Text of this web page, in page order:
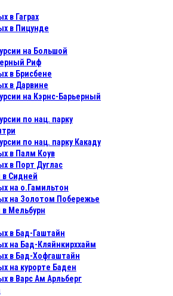
в Гаграх
в Пицунде
на Большой
Риф
в Бриcбене
в Дарвине
на Кэрнс-Барьерный
по нац. парку
по нац. парку Какаду
в Палм Коув
в Порт Дуглас
в Сидней
на о.Гамильтон
на Золотом Побережье
в Мельбурн
в Бад-Гаштайн
на Бад-Кляйнкирххайм
в Бад-Хофгаштайн
на курорте Баден
в Варс Ам Арльберг